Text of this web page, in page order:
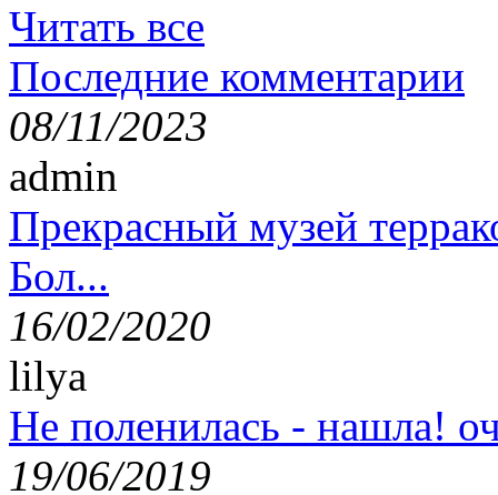
Читать все
Последние комментарии
08/11/2023
admin
Прекрасный музей
Бол...
16/02/2020
lilya
Не поленилась - нашла!
19/06/2019